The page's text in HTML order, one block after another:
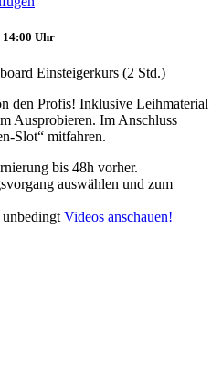
14:00 Uhr
Einsteigerkurs (2 Std.)
den Profis! Inklusive Leihmaterial
Ausprobieren. Im Anschluss
Slot“ mitfahren.
bis 48h vorher.
auswählen und zum
Videos anschauen!